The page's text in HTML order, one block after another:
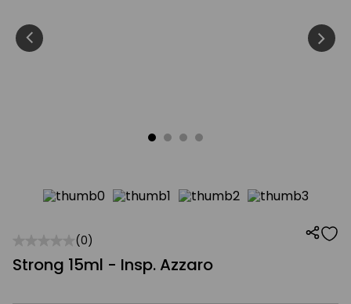
☆
(0)
Strong 15ml - Insp. Azzaro